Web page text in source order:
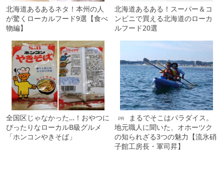
北海道あるあるネタ！本州の人
が驚くローカルフード9選【食べ
物編】
北海道あるある！スーパー＆コ
ンビニで買える北海道のローカ
ルフード20選
全国区じゃなかった…！おやつに
ぴったりなローカルB級グルメ
「ホンコンやきそば」
PR
まるでそこはパラダイス。
地元職人に聞いた、オホーツク
の知られざる3つの魅力【流氷硝
子館工房長・軍司昇】